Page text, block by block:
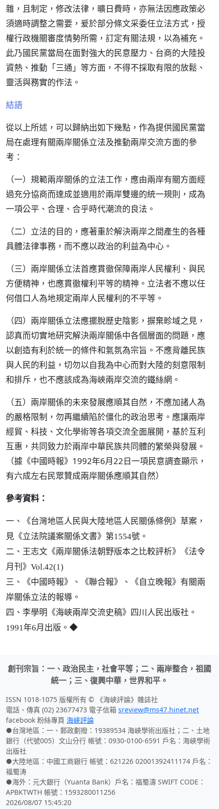
雜，且制定，修改法律，曠日費時，亦無法因應政策必
須適時調整之需要，爰於部分條文采委任立法方式，授
權行政機關審度情勢所需，訂定有關法規，以為補充。
此乃國民黨當局在面對強大的民意壓力、台商的大陸投
資熱、推動「三通」等方面，不得不採取有限的放鬆、
靈活與務實的作法。
結語
從以上所述，可以歸納出如下幾點，作為提供國民黨當
局在處理有關兩岸關係立法及推動兩岸交流方面的參
考：
（一）規範兩岸關係的立法工作，應由兩岸有關方面經
過充分協商而達成並適用於兩岸雙邊的統一規則，成為
一項公平、合理、合乎時代潮流的良法。
（二）立法的目的，應著重於解決兩岸之間產生的各種
具體法律事務，而不應以政治的利益為中心。
（三）兩岸關係立法首應貫徹保障兩岸人民權利、與民
方便精神，也應貫徹權利平等的精神。立法者不應以任
何借口人為地規定兩岸人民權利的不平等。
（四）兩岸關係立法應擺脫歷史陰影，摒棄畛域之見，
認真而切實地研究解決兩岸關係中各個層面的問題，應
以創造有利於統一的條件和氣氛為宗旨。不應背離民族
與人民的利益，切勿以自我為中心而對大陸的刻意限制
和排斥，也不應該成為海峽兩岸交流的鐵絲網。
（五）兩岸關係的未來發展應順其自然，不應加諸人為
的嚴格限制，勿再繼續陷於僵化的政治思考。應讓兩岸
經貿、科技、文化學術等各項交流全面展開，基於互利
互惠，共同致力於兩岸中華民族共同體的繁榮與發展。
（據《中國時報》1992年6月22日一項民意調查顯示，
有六成左右民眾贊成兩岸關係應順其自然）
參考資料：
一、《台灣地區人民與大陸地區人民關係條例》草案，
見《立法院議案關係文書》第1554號。
二、王志文《兩岸關係法朝野版本之比較評析》《法令
月刊》Vol.42(1)
三、《中國時報》、《聯合報》、《自立晚報》有關兩
岸關係立法的報導。
四、李學明《海峽兩岸交流史稿》四川人民出版社。
1991年6月出版。◆
創刊宗旨：一、政治民主，社會平等；二、兩岸整合，祖國
統一；三、復興中華，世界和平。
ISSN 1018-1075 版權所有 © 《海峽評論》雜誌社
電話、傳真 (02) 23677473 電子信箱 sreview@ms47.hinet.net
facebook 粉絲專頁 海峽評論
●台灣地區：一、郵政劃撥：19389534 海峽學術出版社；二、土地
銀行（代號005）文山分行 帳號：0930-0100-6591 戶名：海峽學術
出版社
●大陸地區：中國工商銀行 帳號：621226 02001392411174 戶名：
福蜀涛
●海外：元大銀行（Yuanta Bank）戶名：福蜀濤 SWIFT CODE：
APBKTWTH 帳號：1593280011256
2026/08/07 15:45:20